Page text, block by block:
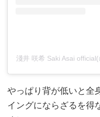
淺井 咲希 Saki Asai
やっぱり背が低いと全
イングにならざるを得